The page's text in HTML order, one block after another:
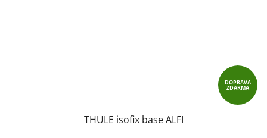
DOPRAVA
ZDARMA
THULE isofix base ALFI